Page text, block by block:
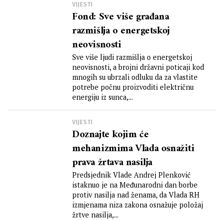
VIJESTI
Fond: Sve više građana
razmišlja o energetskoj
neovisnosti
Sve više ljudi razmišlja o energetskoj
neovisnosti, a brojni državni poticaji kod
mnogih su ubrzali odluku da za vlastite
potrebe počnu proizvoditi električnu
energiju iz sunca,...
VIJESTI
Doznajte kojim će
mehanizmima Vlada osnažiti
prava žrtava nasilja
Predsjednik Vlade Andrej Plenković
istaknuo je na Međunarodni dan borbe
protiv nasilja nad ženama, da Vlada RH
izmjenama niza zakona osnažuje položaj
žrtve nasilja,...